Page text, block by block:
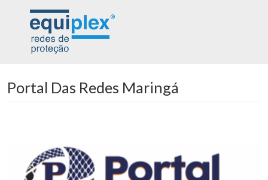
Portal Das Redes Maringá